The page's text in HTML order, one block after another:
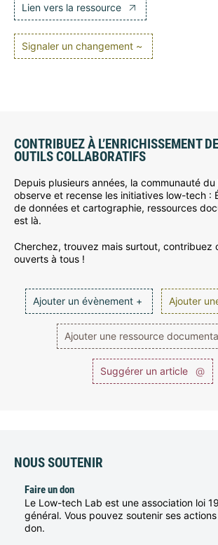
Lien vers la ressource
Signaler un changement ~
CONTRIBUEZ À L’ENRICHISSEMENT
OUTILS COLLABORATIFS
Depuis plusieurs années, la communauté
observe et recense les initiatives low-tech :
de données et cartographie, ressources
est là.
Cherchez, trouvez mais surtout, contribuez
ouverts à tous !
Ajouter un évènement + Ajouter
Ajouter une ressource
Suggérer un article @
NOUS SOUTENIR
Faire un don
Le Low-tech Lab est une association loi
général. Vous pouvez soutenir ses
don.